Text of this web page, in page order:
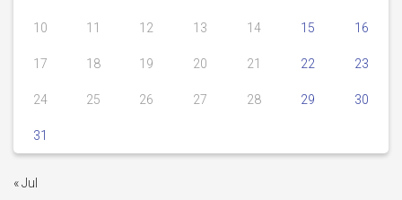
10 11 12 13 14 15 16
17 18 19 20 21 22 23
24 25 26 27 28 29 30
31
« Jul